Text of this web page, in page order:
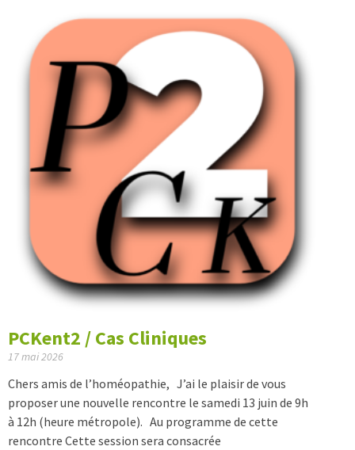
PCKent2 / Cas Cliniques
17 mai 2026
Chers amis de l’homéopathie, J’ai le plaisir de vous
proposer une nouvelle rencontre le samedi 13 juin de 9h
à 12h (heure métropole). Au programme de cette
rencontre Cette session sera consacrée